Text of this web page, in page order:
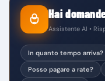
Hai
Assistente AI •
In quanto tempo arriva?
Posso pagare a rate?